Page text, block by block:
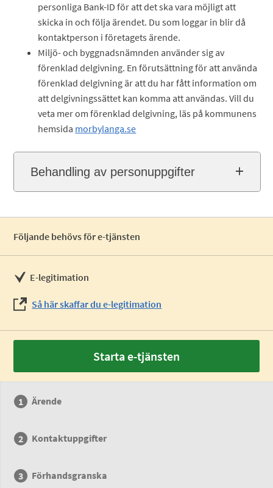
personliga Bank-ID för att det ska vara möjligt att
skicka in och följa ärendet. Du som loggar in blir då
kontaktperson i företagets ärende.
Miljö- och byggnadsnämnden använder sig av
förenklad delgivning. En förutsättning för att använda
förenklad delgivning är att du har fått information om
att delgivningssättet kan komma att användas. Vill du
veta mer om förenklad delgivning, läs på kommunens
hemsida morbylanga.se
Behandling av personuppgifter
Följande behövs för e-tjänsten
E-legitimation
Så här skaffar du e-legitimation
Starta e-tjänsten
Ärende
Kontaktuppgifter
Förhandsgranska